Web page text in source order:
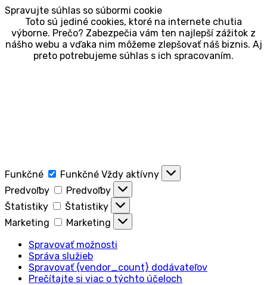
Spravujte súhlas so súbormi cookie
Toto sú jediné cookies, ktoré na internete chutia
výborne. Prečo? Zabezpečia vám ten najlepší zážitok z
nášho webu a vďaka nim môžeme zlepšovať náš biznis. Aj
preto potrebujeme súhlas s ich spracovaním.
Funkčné Funkčné Vždy aktívny
Predvoľby
Predvoľby
Štatistiky
Štatistiky
Marketing
Marketing
Spravovať možnosti
Správa služieb
Spravovať {vendor_count} dodávateľov
Prečítajte si viac o týchto účeloch